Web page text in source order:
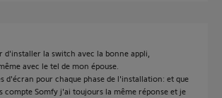
d'installer la switch avec la bonne appli,
avec le tel de mon épouse.
d'écran pour chaque phase de l'installation: et que
compte Somfy j'ai toujours la même réponse et je